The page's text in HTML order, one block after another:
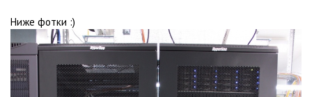
Ниже фотки :)